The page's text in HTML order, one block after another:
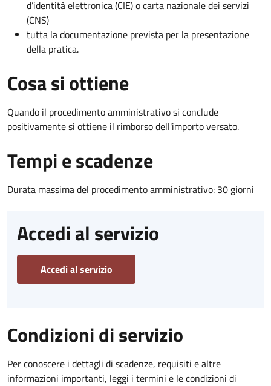
d’identità elettronica (CIE) o carta nazionale dei servizi
(CNS)
tutta la documentazione prevista per la presentazione
della pratica.
Cosa si ottiene
Quando il procedimento amministrativo si conclude
positivamente si ottiene il rimborso dell'importo versato.
Tempi e scadenze
Durata massima del procedimento amministrativo: 30 giorni
Accedi al servizio
Accedi al servizio
Condizioni di servizio
Per conoscere i dettagli di scadenze, requisiti e altre
informazioni importanti, leggi i termini e le condizioni di